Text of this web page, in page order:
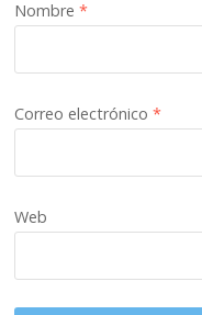
Nombre*
Correo electrónico*
Web